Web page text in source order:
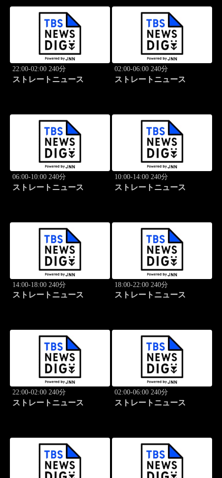
22:00-02:00 240分
ストレートニュース
02:00-06:00 240分
ストレートニュース
06:00-10:00 240分
ストレートニュース
10:00-14:00 240分
ストレートニュース
14:00-18:00 240分
ストレートニュース
18:00-22:00 240分
ストレートニュース
22:00-02:00 240分
ストレートニュース
02:00-06:00 240分
ストレートニュース